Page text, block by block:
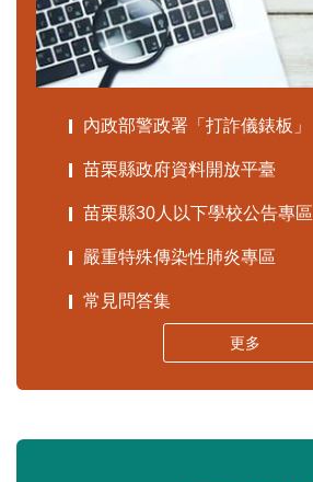
內政部警政署「打詐儀錶板」
苗栗縣政府資料開放平臺
苗栗縣30人以下學校公告專區
嚴重特殊傳染性肺炎專區
常見問答集
更多